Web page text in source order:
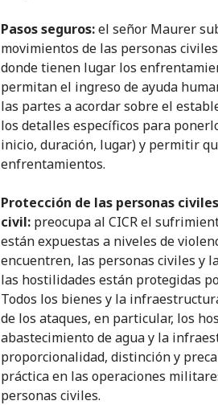
Pasos seguros:el señor Maurer
movimientos de las personas
donde tienen lugar los
permitan el ingreso de ayuda
las partes a acordar sobre el
los detalles específicos para
inicio, duración, lugar) y permitir
enfrentamientos.
Protección de las personas
civil: preocupa al CICR el
están expuestas a niveles de
encuentren, las personas civiles y
las hostilidades están protegidas
Todos los bienes y la
de los ataques, en particular, los
abastecimiento de agua y la
proporcionalidad, distinción y
práctica en las operaciones
personas civiles.